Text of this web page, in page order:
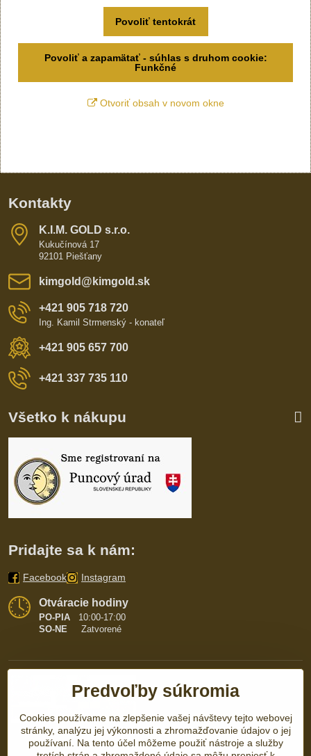
Povoliť tentokrát
Povoliť a zapamätať - súhlas s druhom cookie:
Funkčné
Otvoriť obsah v novom okne
Kontakty
K​​.I​​.M​​. GOLD s​​.r​​.o​​.
Kukučínová 17
92101 Piešťany
kimgold​@kimgold​.sk
+421 905 718 720
Ing. Kamil Strmenský - konateľ
+421 905 657 700
+421 337 735 110
Všetko k nákupu
Pridajte sa k nám:
Facebook Instagram
Otváracie hodiny
PO-PIA
10:00-17:00
SO-NE Zatvorené
Predvoľby súkromia
Cookies používame na zlepšenie vašej návštevy tejto webovej
stránky, analýzu jej výkonnosti a zhromažďovanie údajov o jej
používaní. Na tento účel môžeme použiť nástroje a služby